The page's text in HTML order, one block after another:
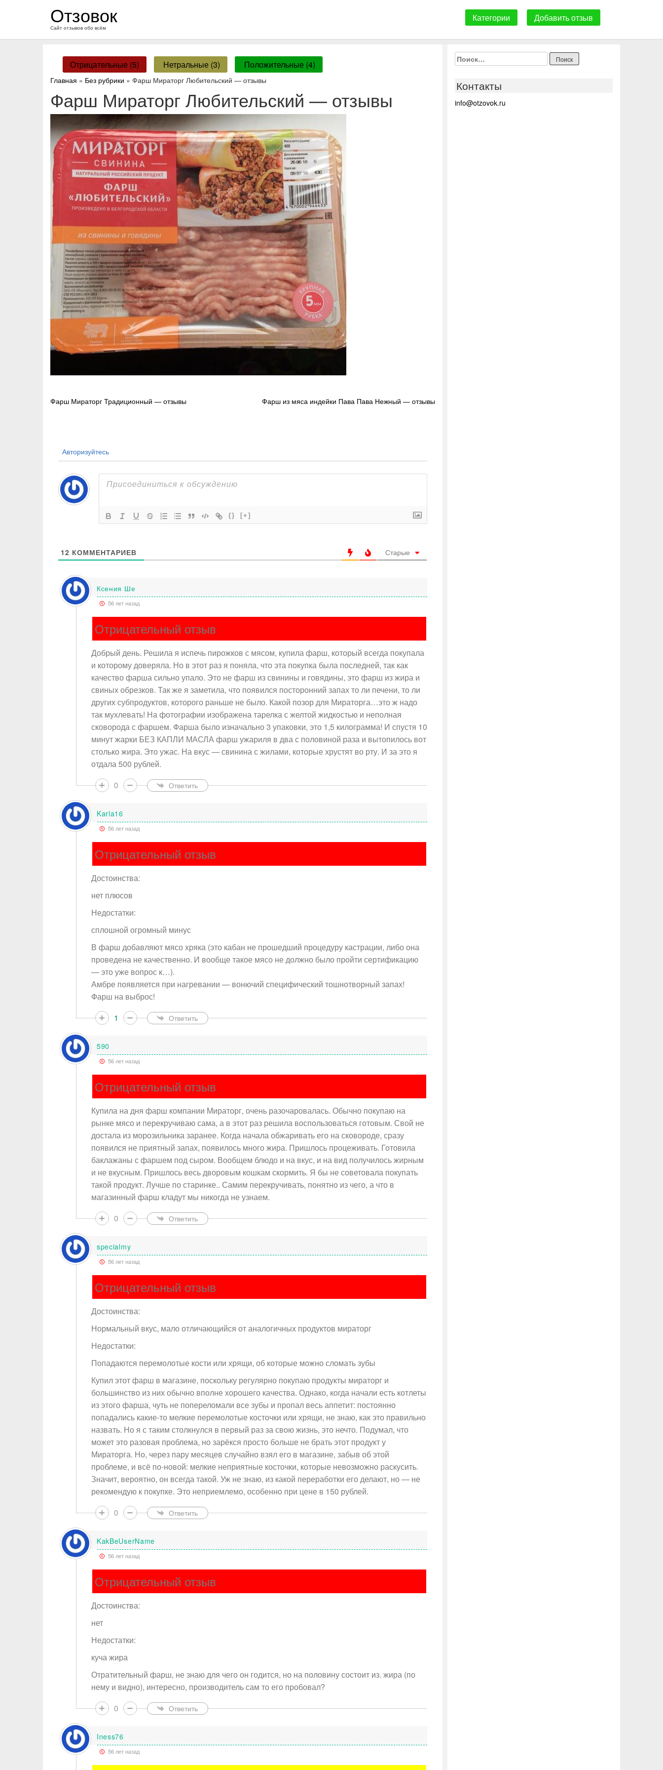
Отзовок
Сайт отзывов обо всём
Категории Добавить отзыв
Отрицательные (5) Нетральные (3) Положительные (4)
Главная » Без рубрики » Фарш Мираторг Любительский — отзывы
Фарш Мираторг Любительский — отзывы
Навигация
Фарш Мираторг Традиционный — отзывы Фарш из мяса индейки Пава Пава Нежный — отзывы
Авторизуйтесь
{} [+]
12 КОММЕНТАРИЕВ Старые
Ксения Ше
56 лет назад
Отрицательный отзыв
Добрый день. Решила я испечь пирожков с мясом, купила фарш, который всегда покупала
и которому доверяла. Но в этот раз я поняла, что эта покупка была последней, так как
качество фарша сильно упало. Это не фарш из свинины и говядины, это фарш из жира и
свиных обрезков. Так же я заметила, что появился посторонний запах то ли печени, то ли
других субпродуктов, которого раньше не было. Какой позор для Мираторга…это ж надо
так мухлевать! На фотографии изображена тарелка с желтой жидкостью и неполная
сковорода с фаршем. Фарша было изначально 3 упаковки, это 1,5 килограмма! И спустя 10
минут жарки БЕЗ КАПЛИ МАСЛА фарш ужариля в два с половиной раза и вытопилось вот
столько жира. Это ужас. На вкус — свинина с жилами, которые хрустят во рту. И за это я
отдала 500 рублей.
0
Ответить
Karla16
56 лет назад
Отрицательный отзыв
Достоинства:
нет плюсов
Недостатки:
сплошной огромный минус
В фарш добавляют мясо хряка (это кабан не прошедший процедуру кастрации, либо она
проведена не качественно. И вообще такое мясо не должно было пройти сертификацию
— это уже вопрос к…).
Амбре появляется при нагревании — вонючий специфический тошнотворный запах!
Фарш на выброс!
1
Ответить
590
56 лет назад
Отрицательный отзыв
Купила на дня фарш компании Мираторг, очень разочаровалась. Обычно покупаю на
рынке мясо и перекручиваю сама, а в этот раз решила воспользоваться готовым. Свой не
достала из морозильника заранее. Когда начала обжаривать его на сковороде, сразу
появился не приятный запах, появилось много жира. Пришлось процеживать. Готовила
баклажаны с фаршем под сыром. Вообщем блюдо и на вкус, и на вид получилось жирным
и не вкусным. Пришлось весь дворовым кошкам скормить. Я бы не советовала покупать
такой продукт. Лучше по старинке.. Самим перекручивать, понятно из чего, а что в
магазинный фарш кладут мы никогда не узнаем.
0
Ответить
specialmy
56 лет назад
Отрицательный отзыв
Достоинства:
Нормальный вкус, мало отличающийся от аналогичных продуктов мираторг
Недостатки:
Попадаются перемолотые кости или хрящи, об которые можно сломать зубы
Купил этот фарш в магазине, поскольку регулярно покупаю продукты мираторг и
большинство из них обычно вполне хорошего качества. Однако, когда начали есть котлеты
из этого фарша, чуть не попереломали все зубы и пропал весь аппетит: постоянно
попадались какие-то мелкие перемолотые косточки или хрящи, не знаю, как это правильно
назвать. Но я с таким столкнулся в первый раз за свою жизнь, это нечто. Подумал, что
может это разовая проблема, но зарёкся просто больше не брать этот продукт у
Мираторга. Но, через пару месяцев случайно взял его в магазине, забыв об этой
проблеме, и всё по-новой: мелкие неприятные косточки, которые невозможно раскусить.
Значит, вероятно, он всегда такой. Уж не знаю, из какой переработки его делают, но — не
рекомендую к покупке. Это неприемлемо, особенно при цене в 150 рублей.
0
Ответить
KakBeUserName
56 лет назад
Отрицательный отзыв
Достоинства:
нет
Недостатки:
куча жира
Отратительный фарш, не знаю для чего он годится, но на половину состоит из. жира (по
нему и видно), интересно, производитель сам то его пробовал?
0
Ответить
Iness76
56 лет назад
Найти:
Контакты
info@otzovok.ru
Добавить отзыв